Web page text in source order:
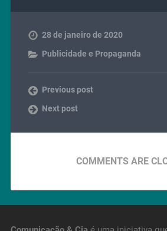
28 de janeiro de 2020
Publicidade e Propaganda
Previous post
Next post
COMMENTS ARE